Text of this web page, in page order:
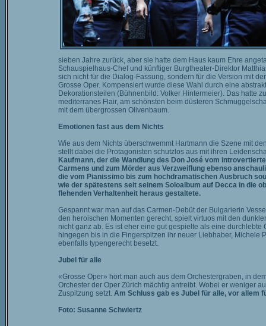
sieben Jahre zurück, aber sie hatte dem Haus kaum Ehre
Schauspielhaus-Chef und künftiger Burgtheater-Direktor
sich nicht für die Dialog-Fassung, sondern für die Version mit
Grosse Oper. Kompensiert wurde diese Wahl durch eine
Dekorationsteilen (Bühnenbild: Volker Hintermeier). Das hatte
mediterranes Flair, am schönsten beim düsteren
mit dem übergrossen Olivenbaum.
Emotionen fast aus dem Nichts
Wie aus dem Nichts überschwemmt Hartmann die Szene mit
stellt dabei die Protagonisten schutzlos aus mit ihren
Kaufmann, der die Wandlung des Don José vom
Carmens und zum Mörder aus Verzweiflung ebenso
die vom Pianissimo bis zum hochdramatischen Ausbruch
wie der spätestens seit seinem Soloalbum auf Decca in die
flehenden Verhaltenheit heraus gestaltete.
Gespannt war man auf das Carmen-Debüt der Bulgarierin
den heroischen Momenten gerecht, spielt virtuos mit den
nicht ganz ab. Es ist eher eine gut gespielte als eine
hingegen bis in die Fingerspitzen ihr neuer Liebhaber, Michele
ebenfalls typengerecht besetzt.
Jubel für alle
«Grosse Oper» hört man auch aus dem Orchestergraben, in
Orchester der Oper Zürich mächtig antreibt. Wobei er weniger
Zuspitzung setzt. Am Schluss gab es Jubel für alle, vor allem
Foto: Susanne Schwiertz